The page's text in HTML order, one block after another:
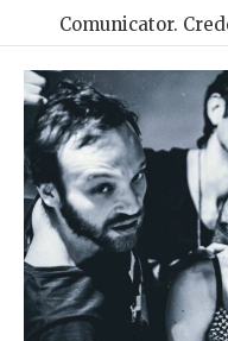
Comunicator.